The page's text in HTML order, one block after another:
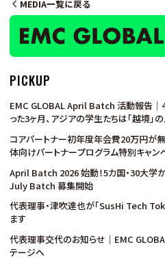
MEDIA一覧に戻る
PICKUP
EMC GLOBAL April Batch 活動報告｜
った3ヶ月、アジアの学生たちは「越境」
コアパートナー初年度年会費20万円が
体向けパートナープログラム特別キャ
April Batch 2026 始動！5カ国・30大
July Batch 募集開始
代表理事・津吹達也が「SusHi Tech
ます
代表理事交代のお知らせ｜EMC
テージへ